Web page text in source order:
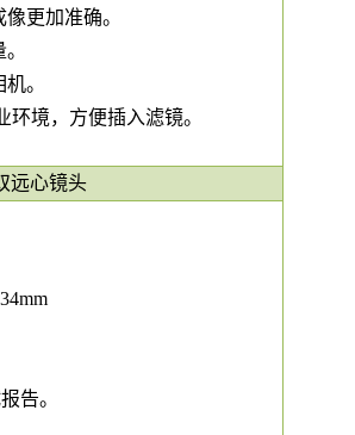
更加准确。
。
境，方便插入滤镜。
远心镜头
告。